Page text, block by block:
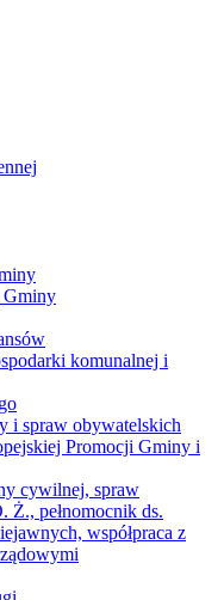
Gminy
komunalnej i
i spraw obywatelskich
Promocji Gminy i
cywilnej, spraw
Ż., pełnomocnik ds.
współpraca z